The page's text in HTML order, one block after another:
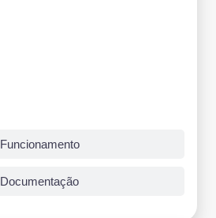
Funcionamento
Documentação